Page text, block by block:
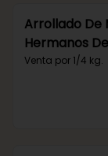
Arrollado De
Hermanos
293)
Venta por 1/4 kg.